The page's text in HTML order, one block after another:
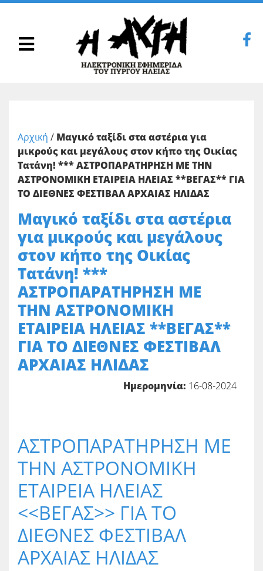
Αρχική / Μαγικό ταξίδι στα αστέρια για
μικρούς και μεγάλους στον κήπο της Οικίας
Τατάνη! *** ΑΣΤΡΟΠΑΡΑΤΗΡΗΣΗ ΜΕ ΤΗΝ
ΑΣΤΡΟΝΟΜΙΚΗ ΕΤΑΙΡΕΙΑ ΗΛΕΙΑΣ **ΒΕΓΑΣ** ΓΙΑ
ΤΟ ΔΙΕΘΝΕΣ ΦΕΣΤΙΒΑΛ ΑΡΧΑΙΑΣ ΗΛΙΔΑΣ
Μαγικό ταξίδι στα αστέρια
για μικρούς και μεγάλους
στον κήπο της Οικίας
Τατάνη! ***
ΑΣΤΡΟΠΑΡΑΤΗΡΗΣΗ ΜΕ
ΤΗΝ ΑΣΤΡΟΝΟΜΙΚΗ
ΕΤΑΙΡΕΙΑ ΗΛΕΙΑΣ **ΒΕΓΑΣ**
ΓΙΑ ΤΟ ΔΙΕΘΝΕΣ ΦΕΣΤΙΒΑΛ
ΑΡΧΑΙΑΣ ΗΛΙΔΑΣ
Ημερομηνία: 16-08-2024
ΑΣΤΡΟΠΑΡΑΤΗΡΗΣΗ ΜΕ
ΤΗΝ ΑΣΤΡΟΝΟΜΙΚΗ
ΕΤΑΙΡΕΙΑ ΗΛΕΙΑΣ
<<ΒΕΓΑΣ>> ΓΙΑ ΤΟ
ΔΙΕΘΝΕΣ ΦΕΣΤΙΒΑΛ
ΑΡΧΑΙΑΣ ΗΛΙΔΑΣ